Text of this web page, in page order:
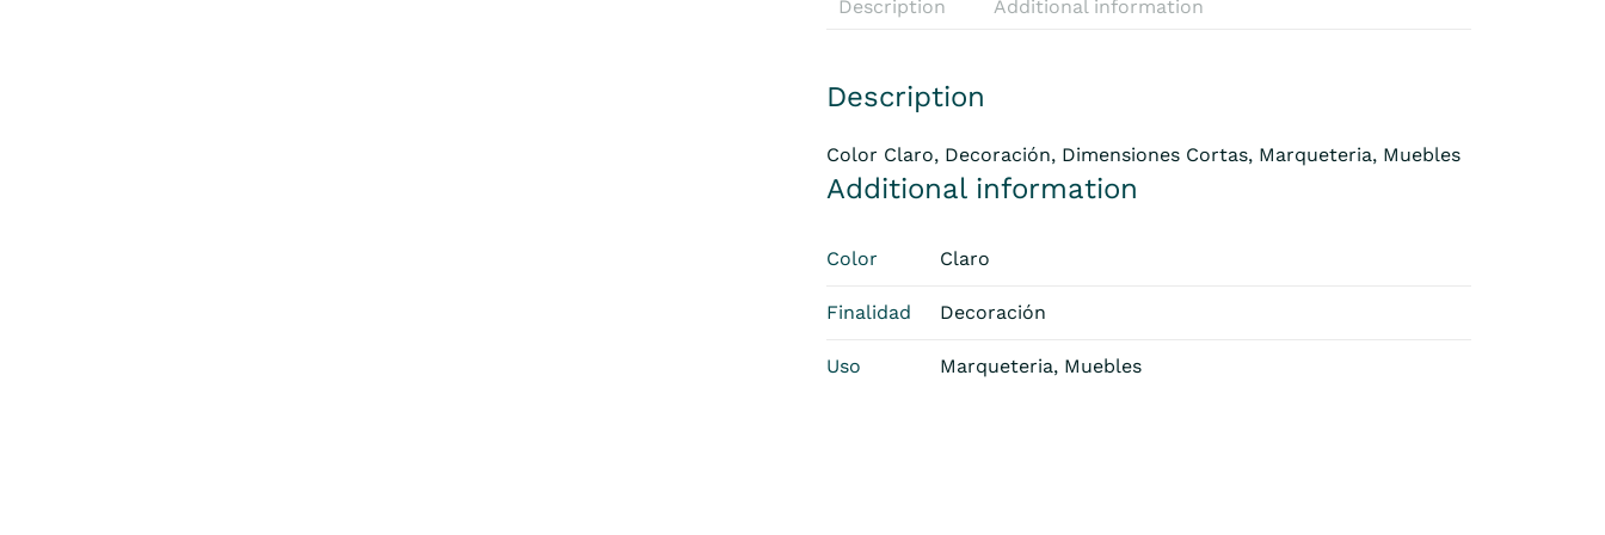
Description Additional information
Description
Color Claro, Decoración, Dimensiones Cortas, Marqueteria, Muebles
Additional information
Color Claro
Finalidad Decoración
Uso Marqueteria, Muebles